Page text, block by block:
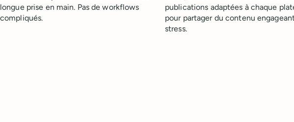
longue prise en main. Pas de workflows
compliqués.
publications adaptées à chaque
pour partager du contenu
stress.